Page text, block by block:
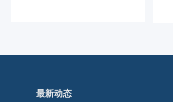
最新动态